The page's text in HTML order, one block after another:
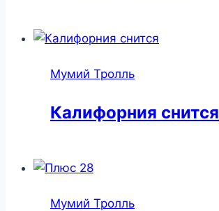
Мумий Тролль
Калифорния снится
Мумий Тролль